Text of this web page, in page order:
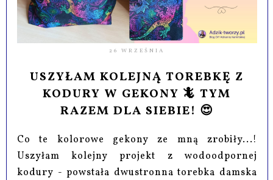
26 WRZEŚNIA
USZYŁAM KOLEJNĄ TOREBKĘ Z
KODURY W GEKONY 🦎 TYM
RAZEM DLA SIEBIE! 😍
Co te kolorowe gekony ze mną zrobiły...!
Uszyłam kolejny projekt z wodoodpornej
kodury - powstała dwustronna torebka damska